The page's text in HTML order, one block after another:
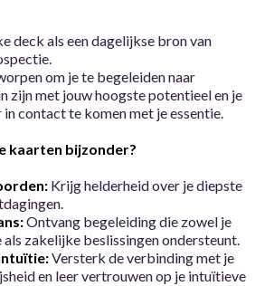
deck als een dagelijkse bron van
om je te begeleiden naar
zijn met jouw hoogste potentieel en je
in contact te komen met je essentie.
kaarten bijzonder?
Krijg helderheid over je diepste
Ontvang begeleiding die zowel je
zakelijke beslissingen ondersteunt.
Versterk de verbinding met je
en leer vertrouwen op je intuïtieve